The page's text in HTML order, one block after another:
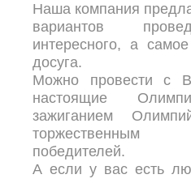
Наша компания
вариантов
интересного, а
досуга.
Можно провести с
настоящие
зажиганием
торжественным
победителей.
А если у вас есть